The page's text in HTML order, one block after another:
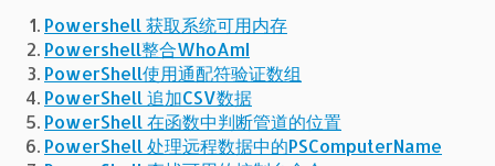
Powershell 获取系统可用内存
Powershell整合WhoAmI
PowerShell使用通配符验证数组
PowerShell 追加CSV数据
PowerShell 在函数中判断管道的位置
PowerShell 处理远程数据中的PSComputerName